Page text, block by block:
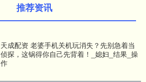
推荐资讯
天成配资 老婆手机关机玩消失？先别急着当
侦探，这锅得你自己先背着！_媳妇_结果_操
作